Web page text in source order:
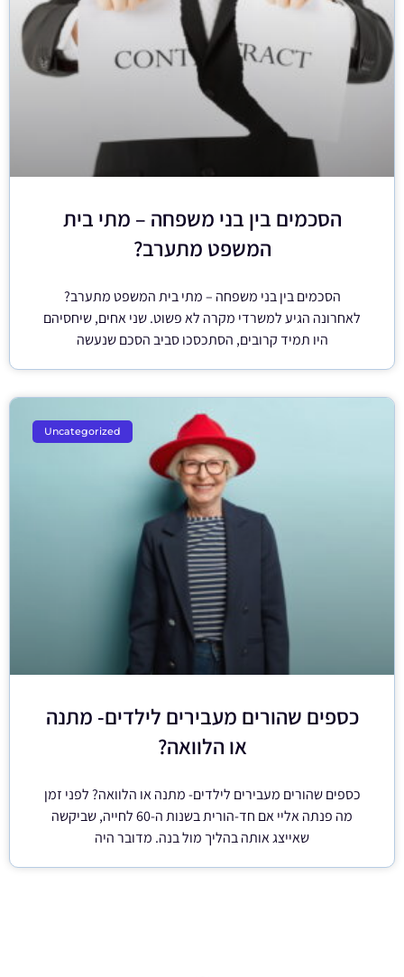
הסכמים בין בני משפחה – מתי בית
המשפט מתערב?
הסכמים בין בני משפחה – מתי בית המשפט מתערב?
לאחרונה הגיע למשרדי מקרה לא פשוט. שני אחים, שיחסיהם
היו תמיד קרובים, הסתכסכו סביב הסכם שנעשה
Uncategorized
כספים שהורים מעבירים לילדים- מתנה
או הלוואה?
כספים שהורים מעבירים לילדים- מתנה או הלוואה? לפני זמן
מה פנתה אליי אם חד-הורית בשנות ה-60 לחייה, שביקשה
שאייצג אותה בהליך מול בנה. מדובר היה